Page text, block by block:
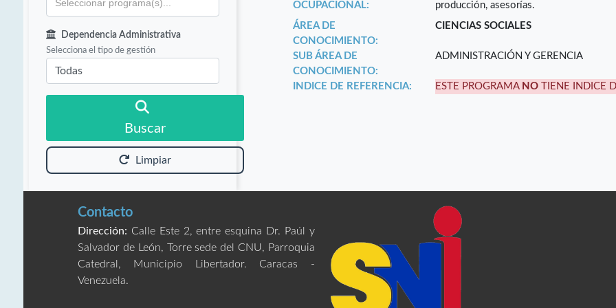
Dependencia Administrativa
Selecciona el tipo de gestión
Buscar
Limpiar
OCUPACIONAL:
producción, asesorías.
ÁREA DE
CONOCIMIENTO:
CIENCIAS SOCIALES
SUB ÁREA DE
CONOCIMIENTO:
ADMINISTRACIÓN Y GERENCIA
INDICE DE REFERENCIA: ESTE PROGRAMA NO TIENE INDICE
Contacto
Dirección: Calle Este 2, entre esquina Dr. Paúl y
Salvador de León, Torre sede del CNU, Parroquia
Catedral, Municipio Libertador. Caracas -
Venezuela.